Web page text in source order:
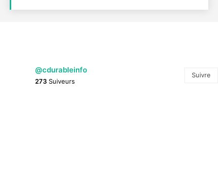
@cdurableinfo
273 Suiveurs
Suivre